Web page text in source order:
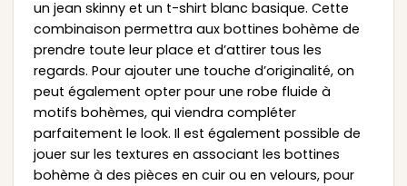
un jean skinny et un t-shirt blanc basique. Cette
combinaison permettra aux bottines bohème de
prendre toute leur place et d’attirer tous les
regards. Pour ajouter une touche d’originalité, on
peut également opter pour une robe fluide à
motifs bohèmes, qui viendra compléter
parfaitement le look. Il est également possible de
jouer sur les textures en associant les bottines
bohème à des pièces en cuir ou en velours, pour